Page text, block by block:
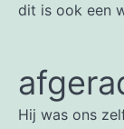
dit is ook een
Hij was ons